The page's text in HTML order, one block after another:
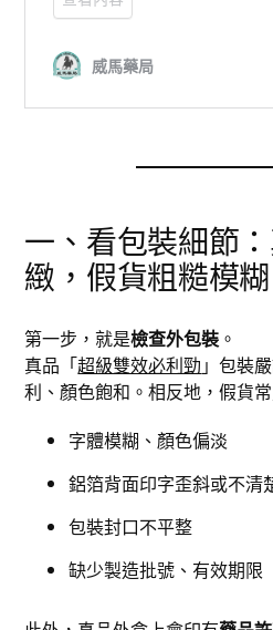
一、看包裝細節
緻，假貨粗糙模糊
第一步，就是檢查外包裝 。
真品「超級雙效必利勁 」包裝
利、顏色飽和。相反地，假貨
字體模糊、顏色偏淡
鋁箔背面印字歪斜或不清
包裝封口不平整
缺少製造批號、有效期限